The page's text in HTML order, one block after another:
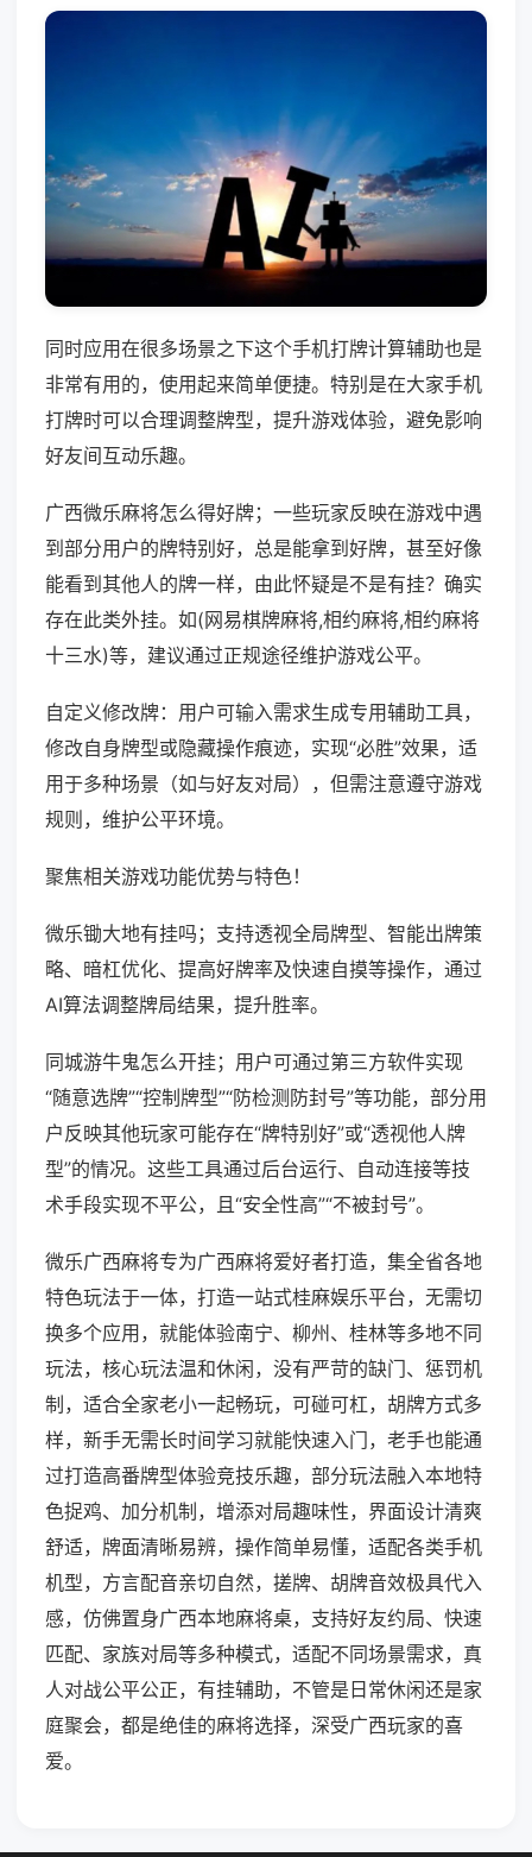
同时应用在很多场景之下这个手机打牌计算辅助也是
非常有用的，使用起来简单便捷。特别是在大家手机
打牌时可以合理调整牌型，提升游戏体验，避免影响
好友间互动乐趣。
广西微乐麻将怎么得好牌；一些玩家反映在游戏中遇
到部分用户的牌特别好，总是能拿到好牌，甚至好像
能看到其他人的牌一样，由此怀疑是不是有挂？确实
存在此类外挂。如(网易棋牌麻将,相约麻将,相约麻将
十三水)等，建议通过正规途径维护游戏公平。
自定义修改牌：用户可输入需求生成专用辅助工具，
修改自身牌型或隐藏操作痕迹，实现“必胜”效果，适
用于多种场景（如与好友对局），但需注意遵守游戏
规则，维护公平环境。
聚焦相关游戏功能优势与特色！
微乐锄大地有挂吗；支持透视全局牌型、智能出牌策
略、暗杠优化、提高好牌率及快速自摸等操作，通过
AI算法调整牌局结果，提升胜率。
同城游牛鬼怎么开挂；用户可通过第三方软件实现
“随意选牌”“控制牌型”“防检测防封号”等功能，部分用
户反映其他玩家可能存在“牌特别好”或“透视他人牌
型”的情况。这些工具通过后台运行、自动连接等技
术手段实现不平公，且“安全性高”“不被封号”。
微乐广西麻将专为广西麻将爱好者打造，集全省各地
特色玩法于一体，打造一站式桂麻娱乐平台，无需切
换多个应用，就能体验南宁、柳州、桂林等多地不同
玩法，核心玩法温和休闲，没有严苛的缺门、惩罚机
制，适合全家老小一起畅玩，可碰可杠，胡牌方式多
样，新手无需长时间学习就能快速入门，老手也能通
过打造高番牌型体验竞技乐趣，部分玩法融入本地特
色捉鸡、加分机制，增添对局趣味性，界面设计清爽
舒适，牌面清晰易辨，操作简单易懂，适配各类手机
机型，方言配音亲切自然，搓牌、胡牌音效极具代入
感，仿佛置身广西本地麻将桌，支持好友约局、快速
匹配、家族对局等多种模式，适配不同场景需求，真
人对战公平公正，有挂辅助，不管是日常休闲还是家
庭聚会，都是绝佳的麻将选择，深受广西玩家的喜
爱。